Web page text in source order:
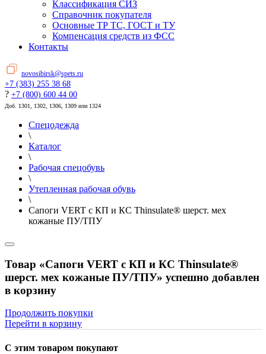
Классификация СИЗ
Справочник покупателя
Основные ТР ТС, ГОСТ и ТУ
Компенсация средств из ФСС
Контакты
novosibirsk@spets.ru
+7 (383) 255 38 68
? +7 (800) 600 44 00
Доб. 1301, 1302, 1306, 1309 или 1324
Спецодежда
\
Каталог
\
Рабочая спецобувь
\
Утепленная рабочая обувь
\
Сапоги VERT с КП и КС Thinsulate® шерст. мех
кожаные ПУ/ТПУ
Товар «Сапоги VERT с КП и КС Thinsulate®
шерст. мех кожаные ПУ/ТПУ» успешно добавлен
в корзину
Продолжить покупки
Перейти в корзину
С этим товаром покупают